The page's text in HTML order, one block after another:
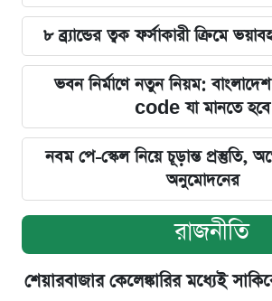
৮ ব্র্যান্ডের ত্বক ফর্সাকারী ক্রিমে
ভবন নির্মাণে নতুন নিয়ম:
code যা মানতে হবে
নবম পে-স্কেল নিয়ে চূড়ান্ত প্রস্তুতি,
অনুমোদনের
রাজনীতি
শেয়ারবাজার কেলেঙ্কারির মধ্যেই